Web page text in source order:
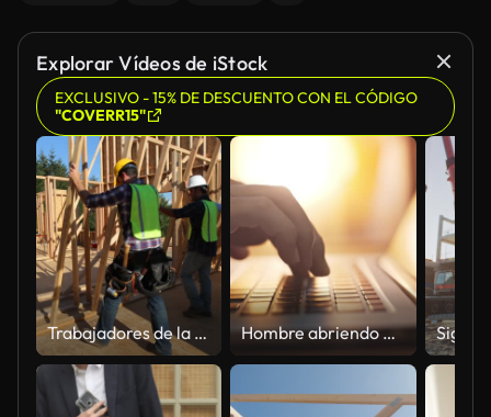
Explorar Vídeos de iStock
EXCLUSIVO - 15% DE DESCUENTO CON EL CÓDIGO
"COVERR15"
Trabajadores de la construcción muro de pie Hombre abriendo portátil y comenzando a trabajar, Primer plano